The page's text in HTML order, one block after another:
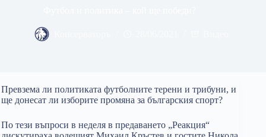
Превзема ли политиката футболните терени и трибуни, и
ще донесат ли изборите промяна за българския спорт?
По тези въпроси в неделя в предаването „Реакция“